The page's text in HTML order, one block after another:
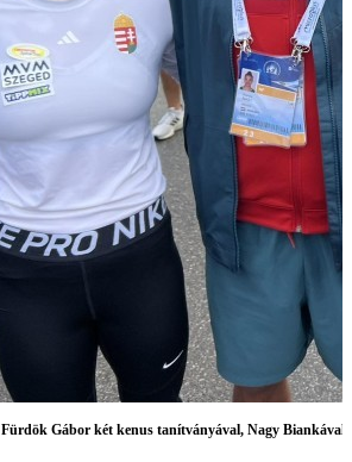
Fürdök Gábor két kenus tanítványával, Nagy Biankával